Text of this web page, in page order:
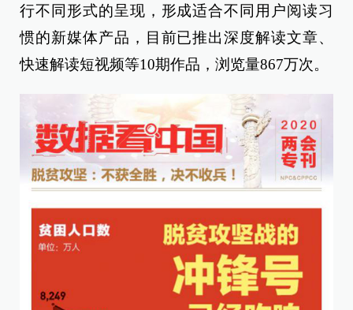
行不同形式的呈现，形成适合不同用户阅读习
惯的新媒体产品，目前已推出深度解读文章、
快速解读短视频等10期作品，浏览量867万次。